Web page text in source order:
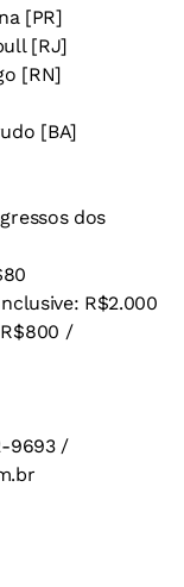
[PR]
[RJ]
[RN]
[BA]
dos
R$2.000
/
9693 /